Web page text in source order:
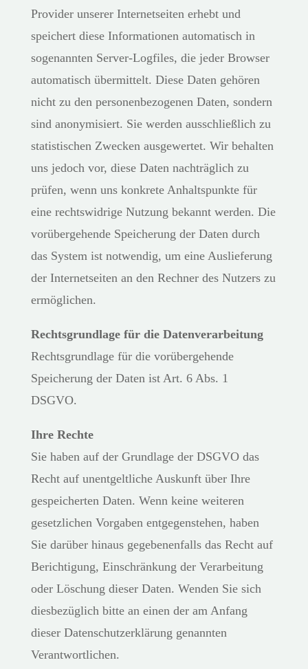
Provider unserer Internetseiten erhebt und
speichert diese Informationen automatisch in
sogenannten Server-Logfiles, die jeder Browser
automatisch übermittelt. Diese Daten gehören
nicht zu den personenbezogenen Daten, sondern
sind anonymisiert. Sie werden ausschließlich zu
statistischen Zwecken ausgewertet. Wir behalten
uns jedoch vor, diese Daten nachträglich zu
prüfen, wenn uns konkrete Anhaltspunkte für
eine rechtswidrige Nutzung bekannt werden. Die
vorübergehende Speicherung der Daten durch
das System ist notwendig, um eine Auslieferung
der Internetseiten an den Rechner des Nutzers zu
ermöglichen.
Rechtsgrundlage für die Datenverarbeitung
Rechtsgrundlage für die vorübergehende
Speicherung der Daten ist Art. 6 Abs. 1
DSGVO.
Ihre Rechte
Sie haben auf der Grundlage der DSGVO das
Recht auf unentgeltliche Auskunft über Ihre
gespeicherten Daten. Wenn keine weiteren
gesetzlichen Vorgaben entgegenstehen, haben
Sie darüber hinaus gegebenenfalls das Recht auf
Berichtigung, Einschränkung der Verarbeitung
oder Löschung dieser Daten. Wenden Sie sich
diesbezüglich bitte an einen der am Anfang
dieser Datenschutzerklärung genannten
Verantwortlichen.